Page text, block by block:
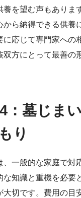
養を望む声もありま
から納得できる供養
に応じて専門家への
方にとって最善の
：墓じま
り
、一般的な家庭で対
な知識と重機を必要
大切です。費用の目